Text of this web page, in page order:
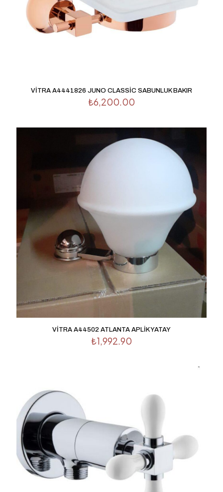
yıldız
2/5
yıldız
yıldız
yıldız
5/5
İsim*
Daha sonraki yorumlarımda kullanılması için adım, e-
posta adresim ve site adresim bu tarayıcıya kaydedilsin.
VİTRA A4441826 JUNO CLASSİC SABUNLUK BAKIR
₺6,200.00
VİTRA A44502 ATLANTA APLİK YATAY
₺1,992.90